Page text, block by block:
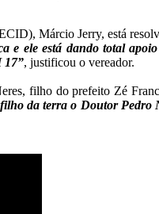
Márcio Jerry, está
e ele está dando total
17”, justificou o vereador.
filho do prefeito Zé
da terra o Doutor Pedro